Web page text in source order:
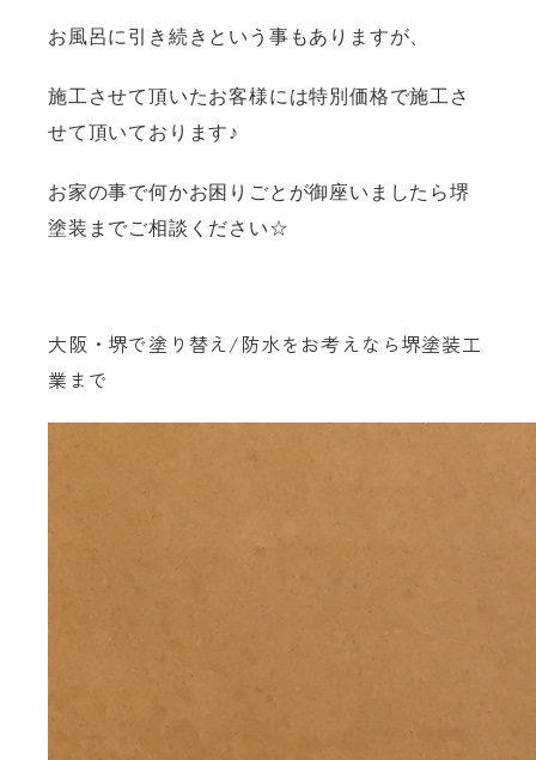
お風呂に引き続きという事もありますが、
施工させて頂いたお客様には特別価格で施工さ
せて頂いております♪
お家の事で何かお困りごとが御座いましたら堺
塗装までご相談ください☆
大阪・堺で塗り替え/防水をお考えなら堺塗装工
業まで